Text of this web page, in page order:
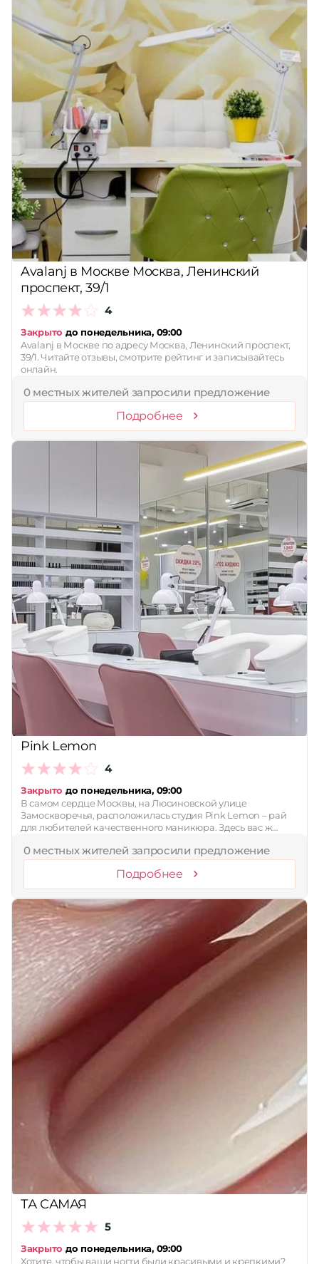
Avalanj в Москве Москва, Ленинский
проспект, 39/1
4
Закрыто до понедельника, 09:00
Avalanj в Москве по адресу Москва, Ленинский проспект,
39/1. Читайте отзывы, смотрите рейтинг и записывайтесь
онлайн.
0 местных жителей запросили предложение
Подробнее
Pink Lemon
4
Закрыто до понедельника, 09:00
В самом сердце Москвы, на Люсиновской улице
Замоскворечья, расположилась студия Pink Lemon – рай
для любителей качественного маникюра. Здесь вас ж…
0 местных жителей запросили предложение
Подробнее
ТА САМАЯ
5
Закрыто до понедельника, 09:00
Хотите, чтобы ваши ногти были красивыми и крепкими?